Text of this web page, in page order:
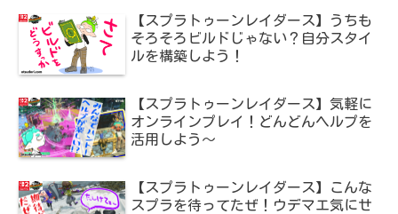
【スプラトゥーンレイダース】うちも
そろそろビルドじゃない？自分スタイ
ルを構築しよう！
【スプラトゥーンレイダース】気軽に
オンラインプレイ！どんどんヘルプを
活用しよう～
【スプラトゥーンレイダース】こんな
スプラを待ってたぜ！ウデマエ気にせ